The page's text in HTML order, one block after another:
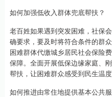
如何加强低收入群体兜底帮扶？
老百姓如果遇到突发困难，社保
确要求，要及时将符合条件的群
困难群体代缴城乡居民社会保险
保障。全面开展低保边缘家庭、
帮扶，让困难群众感受到民生温度
如何推进由常住地提供基本公共